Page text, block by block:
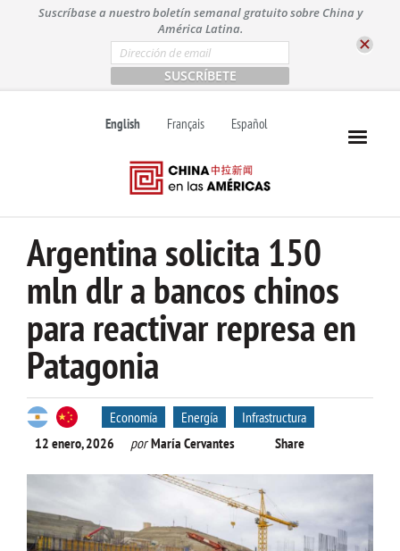
t
Suscríbase a nuestro boletín semanal gratuito sobre China y
América Latina.
E
m
a
i
*
English Français Español
Argentina solicita 150
mln dlr a bancos chinos
para reactivar represa en
Patagonia
Economía Energía
Infrastructura
12 enero, 2026
porMaría Cervantes Share